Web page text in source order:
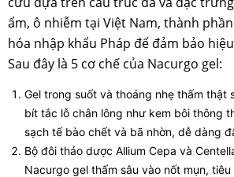
ẩm, ô nhiễm tại Việt Nam, thành
hóa nhập khẩu Pháp để đảm bảo
Sau đây là 5 cơ chế của Nacurgo gel:
Gel trong suốt và thoáng nhẹ thấm thật
bít tắc lỗ chân lông như kem bôi thông
sạch tế bào chết và bã nhờn, dễ dàng
Bộ đôi thảo dược Allium Cepa và
Nacurgo gel thấm sâu vào nốt mụn,